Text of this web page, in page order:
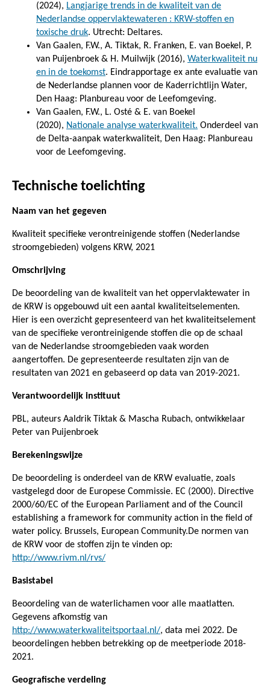
(2024), Langjarige trends in de kwaliteit van de
Nederlandse oppervlaktewateren : KRW-stoffen en
toxische druk. Utrecht: Deltares.
Van Gaalen, F.W., A. Tiktak, R. Franken, E. van Boekel, P.
van Puijenbroek & H. Muilwijk (2016), Waterkwaliteit nu
en in de toekomst. Eindrapportage ex ante evaluatie van
de Nederlandse plannen voor de Kaderrichtlijn Water,
Den Haag: Planbureau voor de Leefomgeving.
Van Gaalen, F.W., L. Osté & E. van Boekel
(2020), Nationale analyse waterkwaliteit. Onderdeel van
de Delta-aanpak waterkwaliteit, Den Haag: Planbureau
voor de Leefomgeving.
Technische toelichting
Naam van het gegeven
Kwaliteit specifieke verontreinigende stoffen (Nederlandse
stroomgebieden) volgens KRW, 2021
Omschrijving
De beoordeling van de kwaliteit van het oppervlaktewater in
de KRW is opgebouwd uit een aantal kwaliteitselementen.
Hier is een overzicht gepresenteerd van het kwaliteitselement
van de specifieke verontreinigende stoffen die op de schaal
van de Nederlandse stroomgebieden vaak worden
aangertoffen. De gepresenteerde resultaten zijn van de
resultaten van 2021 en gebaseerd op data van 2019-2021.
Verantwoordelijk instituut
PBL, auteurs Aaldrik Tiktak & Mascha Rubach, ontwikkelaar
Peter van Puijenbroek
Berekeningswijze
De beoordeling is onderdeel van de KRW evaluatie, zoals
vastgelegd door de Europese Commissie. EC (2000). Directive
2000/60/EC of the European Parliament and of the Council
establishing a framework for community action in the field of
water policy. Brussels, European Community.De normen van
de KRW voor de stoffen zijn te vinden op:
http://www.rivm.nl/rvs/
Basistabel
Beoordeling van de waterlichamen voor alle maatlatten.
Gegevens afkomstig van
http://www.waterkwaliteitsportaal.nl/, data mei 2022. De
beoordelingen hebben betrekking op de meetperiode 2018-
2021.
Geografische verdeling